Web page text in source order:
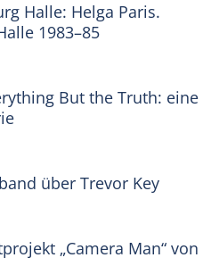
Halle: Helga Paris.
1983–85
But the Truth: eine
über Trevor Key
„Camera Man“ von